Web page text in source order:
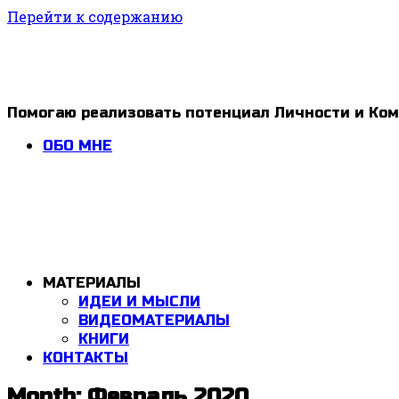
Перейти к содержанию
1ldar
Помогаю реализовать потенциал Личности и
ОБО МНЕ
МАТЕРИАЛЫ
ИДЕИ И МЫСЛИ
ВИДЕОМАТЕРИАЛЫ
КНИГИ
КОНТАКТЫ